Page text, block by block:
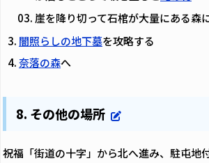
崖を降り切って石棺が大量にある森
闇照らしの地下墓を攻略する
奈落の森へ
8. その他の場所
祝福「街道の十字」から北へ進み、駐屯地